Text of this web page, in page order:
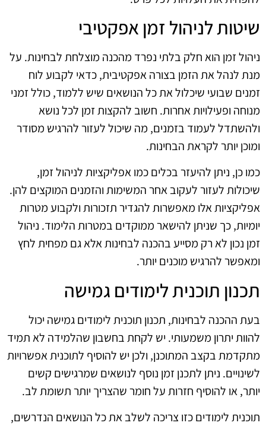
שיטות לניהול זמן אפקטיבי
ניהול זמן הוא חלק בלתי נפרד מהכנה מוצלחת לבחינות. על
מנת לנהל את הזמן בצורה אפקטיבית, כדאי לקבוע לוח
זמנים שבועי שיכלול את כל הנושאים שיש ללמוד, כולל זמני
מנוחה ופעילויות אחרות. חשוב להקצות זמן לכל נושא
ולהשתדל לעמוד בזמנים, מה שיכול לעזור להרגיש מסודר
ומוכן יותר לקראת הבחינות.
כמו כן, ניתן להיעזר בכלים כמו אפליקציות לניהול זמן,
שיכולות לעזור לעקוב אחר המשימות והזמנים המוקצים להן.
אפליקציות אלו מאפשרות להגדיר תזכורות ולקבוע מטרות
יומיות, כך שניתן להישאר ממוקדים במטרות הלימוד. ניהול
זמן נכון לא רק מסייע בהכנה לבחינות אלא גם מפחית לחץ
ומאפשר להרגיש מוכנים יותר.
תכנון תוכנית לימודים גמישה
בעת ההכנה לבחינות, תכנון תוכנית לימודים גמישה יכול
להוות יתרון משמעותי. יש לקחת בחשבון שהלמידה לא תמיד
מתקדמת בקצב המתוכנן, ולכן יש להוסיף לתוכנית אפשרויות
לשינויים. ניתן לתכנן זמן נוסף לנושאים שמרגישים קשים
יותר, או להוסיף חזרות על חומר שהצריך יותר תשומת לב.
תוכנית לימודים כזו צריכה לשלב את כל הנושאים הנדרשים,